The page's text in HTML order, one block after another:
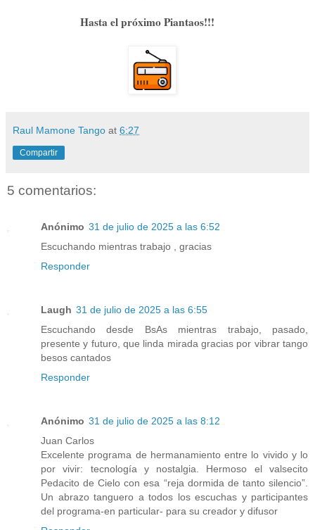
Hasta el próximo Piantaos!!!
Raul Mamone Tango at 6:27
Compartir
5 comentarios:
Anónimo 31 de julio de 2025 a las 6:52
Escuchando mientras trabajo , gracias
Responder
Laugh 31 de julio de 2025 a las 6:55
Escuchando desde BsAs mientras trabajo, pasado,
presente y futuro, que linda mirada gracias por vibrar tango
besos cantados
Responder
Anónimo 31 de julio de 2025 a las 8:12
Juan Carlos
Excelente programa de hermanamiento entre lo vivido y lo
por vivir: tecnología y nostalgia. Hermoso el valsecito
Pedacito de Cielo con esa “reja dormida de tanto silencio”.
Un abrazo tanguero a todos los escuchas y participantes
del programa-en particular- para su creador y difusor